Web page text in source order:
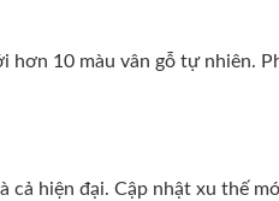
10 màu vân gỗ tự nhiên.
cả hiện đại. Cập nhật xu thế